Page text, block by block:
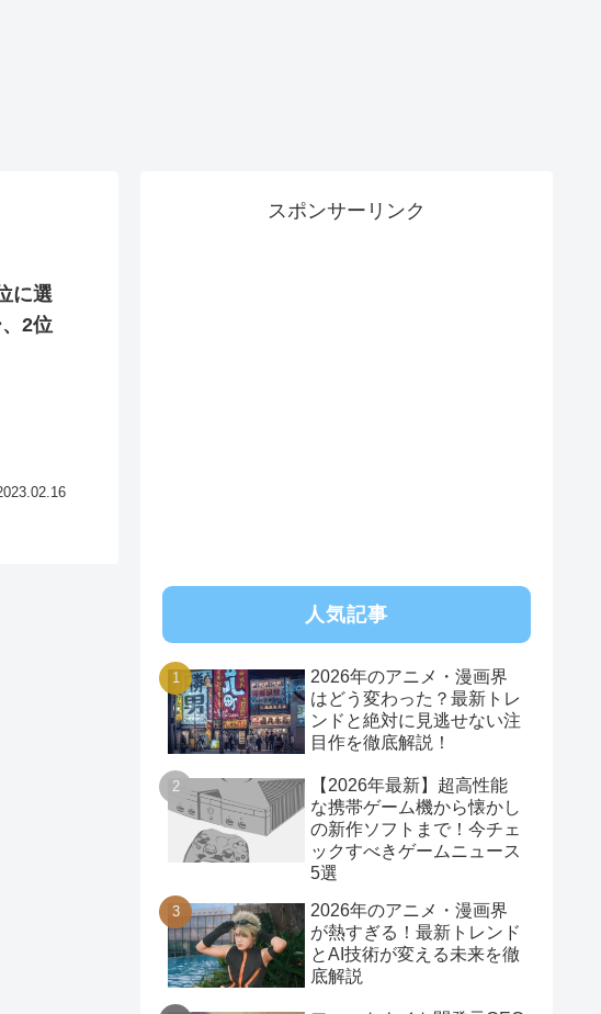
結婚したいのに、家族が猛反対。家族から信じられない言葉が飛び
に選
2位
スポンサーリンク
人気記事
2026年のアニメ・漫画界
はどう変わった？最新トレ
ンドと絶対に見逃せない注
目作を徹底解説！
【2026年最新】超高性能
な携帯ゲーム機から懐かし
の新作ソフトまで！今チェ
ックすべきゲームニュース
5選
2026年のアニメ・漫画界
が熱すぎる！最新トレンド
とAI技術が変える未来を徹
底解説